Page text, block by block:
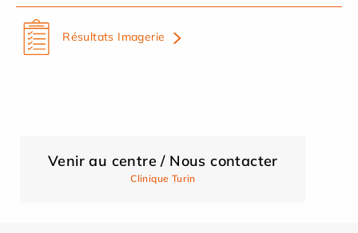
Résultats Imagerie
Venir au centre / Nous contacter
Clinique Turin